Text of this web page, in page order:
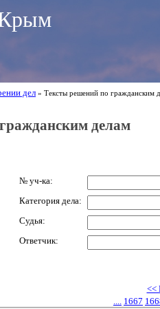
дел » Тексты решений по гражданским
делам
№ уч-ка:
Категория дела:
Судья:
Ответчик:
<<
.... 1667